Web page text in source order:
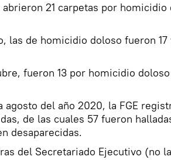
21 carpetas por
las de homicidio doloso fueron 17
fueron 13 por homicidio
agosto del año 2020, la FGE
de las cuales 57 fueron
desaparecidas.
del Secretariado Ejecutivo (no